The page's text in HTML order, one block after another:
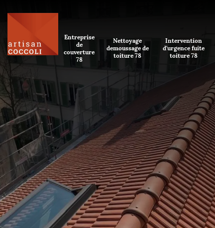
Entreprise
de
couverture
78
Nettoyage
demoussage de
toiture 78
Intervention
d'urgence fuite
toiture 78